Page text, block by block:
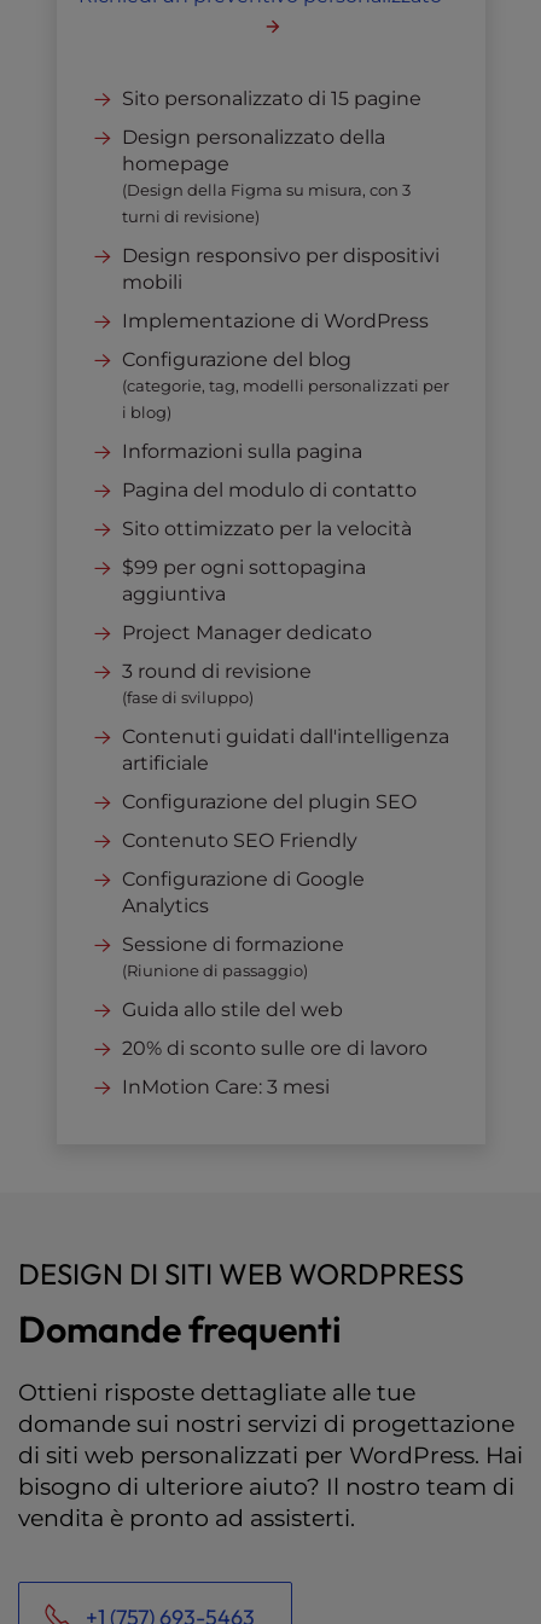
Sito personalizzato di 15 pagine
Design personalizzato della
homepage
(Design della Figma su misura, con 3
turni di revisione)
Design responsivo per dispositivi
mobili
Implementazione di WordPress
Configurazione del blog
(categorie, tag, modelli personalizzati per
i blog)
Informazioni sulla pagina
Pagina del modulo di contatto
Sito ottimizzato per la velocità
$99 per ogni sottopagina
aggiuntiva
Project Manager dedicato
3 round di revisione
(fase di sviluppo)
Contenuti guidati dall'intelligenza
artificiale
Configurazione del plugin SEO
Contenuto SEO Friendly
Configurazione di Google
Analytics
Sessione di formazione
(Riunione di passaggio)
Guida allo stile del web
20% di sconto sulle ore di lavoro
InMotion Care: 3 mesi
DESIGN DI SITI WEB WORDPRESS
Domande frequenti
Ottieni risposte dettagliate alle tue
domande sui nostri servizi di progettazione
di siti web personalizzati per WordPress. Hai
bisogno di ulteriore aiuto? Il nostro team di
vendita è pronto ad assisterti.
+1 (757) 693-5463